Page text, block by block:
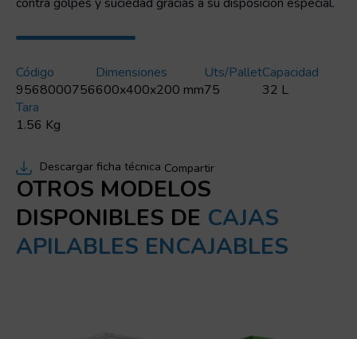
Código
9568000756
Dimensiones
600x400x200 mm
Uts/pallet
75
Capacidad
32 L
Tara
1.56 Kg
Descargar ficha técnica Compartir
OTROS MODELOS
DISPONIBLES DE CAJAS
APILABLES ENCAJABLES